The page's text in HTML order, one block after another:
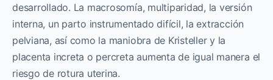
desarrollado. La macrosomía, multiparidad, la versión
interna, un parto instrumentado difícil, la extracción
pelviana, así como la maniobra de Kristeller y la
placenta increta o percreta aumenta de igual manera el
riesgo de rotura uterina.